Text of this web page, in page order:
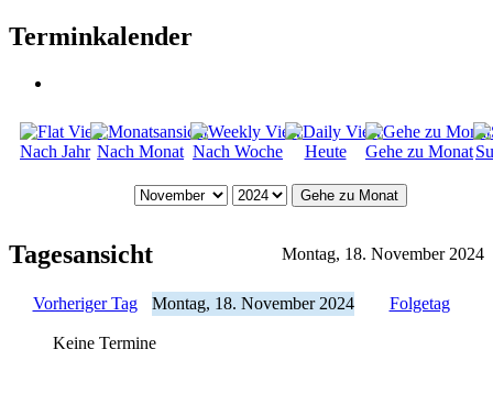
Terminkalender
Nach Jahr Nach Monat Nach Woche Heute Gehe zu Monat
Gehe zu Monat
Tagesansicht Montag, 18. November 2024
Vorheriger Tag Montag, 18. November 2024 Folgetag
Keine Termine